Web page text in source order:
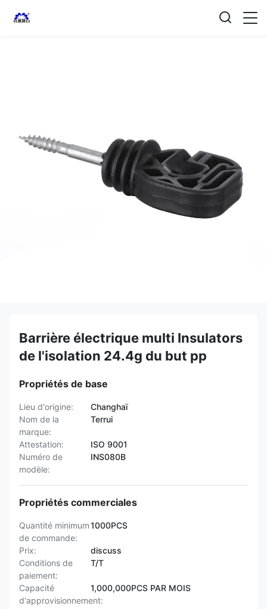
Barrière électrique multi Insulators
de l'isolation 24.4g du but pp
Propriétés de base
Lieu d'origine:
Changhaï
Nom de la
marque:
Terrui
Attestation:
ISO 9001
Numéro de
modèle:
INS080B
Propriétés commerciales
Quantité minimum
de commande:
1000PCS
Prix:
discuss
Conditions de
paiement:
T/T
Capacité
d'approvisionnement:
1,000,000PCS PAR MOIS